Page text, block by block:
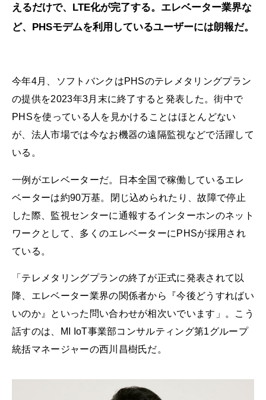
えるだけで、LTE化が完了する。エレベーター業界な
ど、PHSモデムを利用しているユーザーには朗報だ。
今年4月、ソフトバンクはPHSのテレメタリングプラン
の提供を2023年3月末に終了すると発表した。街中で
PHSを使っている人を見かけることはほとんどない
が、法人市場では今なお機器の遠隔監視などで活躍して
いる。
一例がエレベーターだ。日本全国で稼働しているエレ
ベーターは約90万基。閉じ込められたり、故障で停止
した際、監視センターに通報するインターホンのネット
ワークとして、多くのエレベーターにPHSが採用され
ている。
「テレメタリングプランの終了が正式に発表されて以
降、エレベーター業界の関係者から『今後どうすればい
いのか』といった問い合わせが相次いでいます」。こう
話すのは、MI IoT事業部コンサルティング第1グループ
統括マネージャーの西川昌樹氏だ。